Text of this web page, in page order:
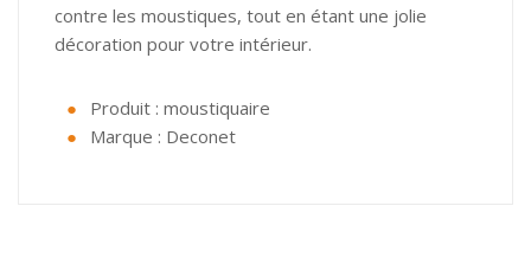
contre les moustiques, tout en étant une jolie
décoration pour votre intérieur.
Produit : moustiquaire
Marque : Deconet